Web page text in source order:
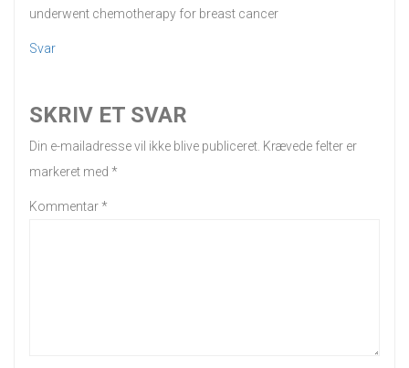
underwent chemotherapy for breast cancer
Svar
SKRIV ET SVAR
Din e-mailadresse vil ikke blive publiceret. Krævede felter er
markeret med *
Kommentar*